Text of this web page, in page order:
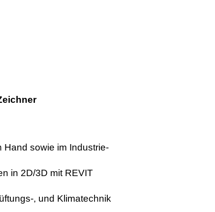
Hand sowie im Industrie-
in 2D/3D mit REVIT
, und Klimatechnik